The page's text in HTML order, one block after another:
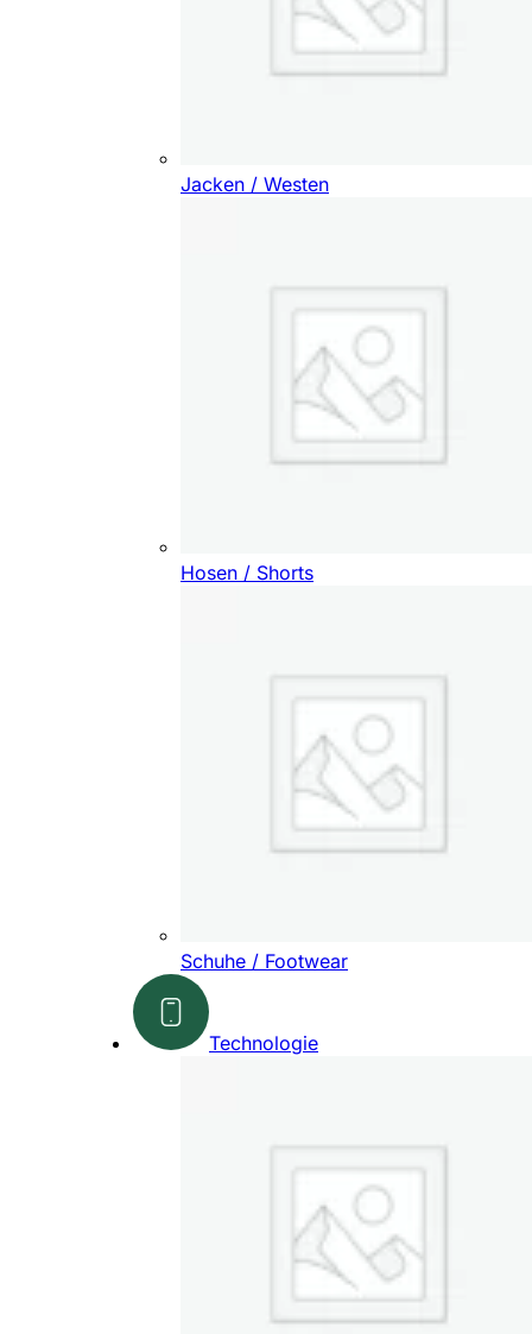
Jacken / Westen
Hosen / Shorts
Schuhe / Footwear
Technologie